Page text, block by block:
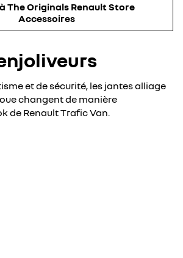
The Originals Renault Store
Accessoires
et de sécurité, les jantes alliage
changent de manière
de Renault Trafic Van.